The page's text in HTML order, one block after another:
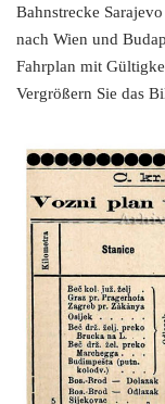
Bahnstrecke
nach Wien und
Fahrplan mit
Vergrößern Sie das